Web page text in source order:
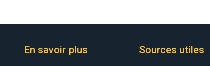
En savoir plus Sources utiles